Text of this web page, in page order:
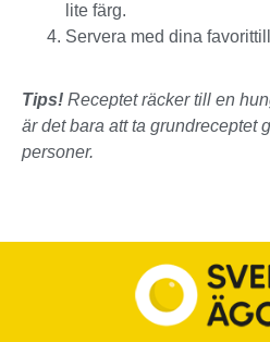
lite färg.
Servera med dina
Tips! Receptet räcker till en
är det bara att ta grundreceptet
personer.